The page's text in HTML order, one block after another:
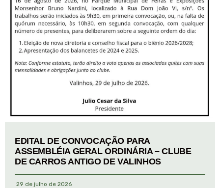
EDITAL DE CONVOCAÇÃO PARA
ASSEMBLÉIA GERAL ORDINÁRIA – CLUBE
DE CARROS ANTIGO DE VALINHOS
29 de julho de 2026